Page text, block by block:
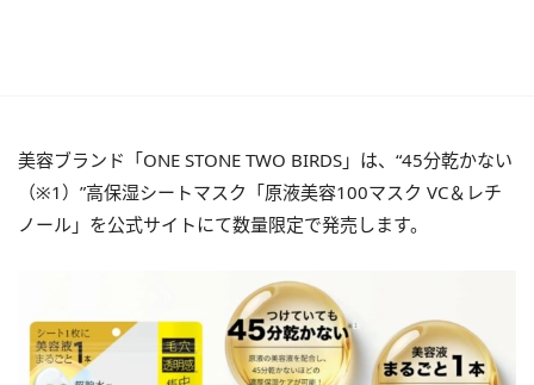
美容ブランド「ONE STONE TWO BIRDS」は、“45分乾かない
（※1）”高保湿シートマスク「原液美容100マスク VC＆レチ
ノール」を公式サイトにて数量限定で発売します。